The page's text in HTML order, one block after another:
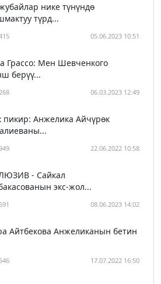
нике түнүндө
түрд...
05.06.2023 10:51
Грассо: Мен Шевченкого
берүү...
06.03.2023 12:49
пикир: Анжелика Айчүрөк
22.06.2022 10:58
- Сайкал
экс-жол...
08.06.2023 14:02
Айтбекова Анжеликанын бетин
17.07.2022 16:50